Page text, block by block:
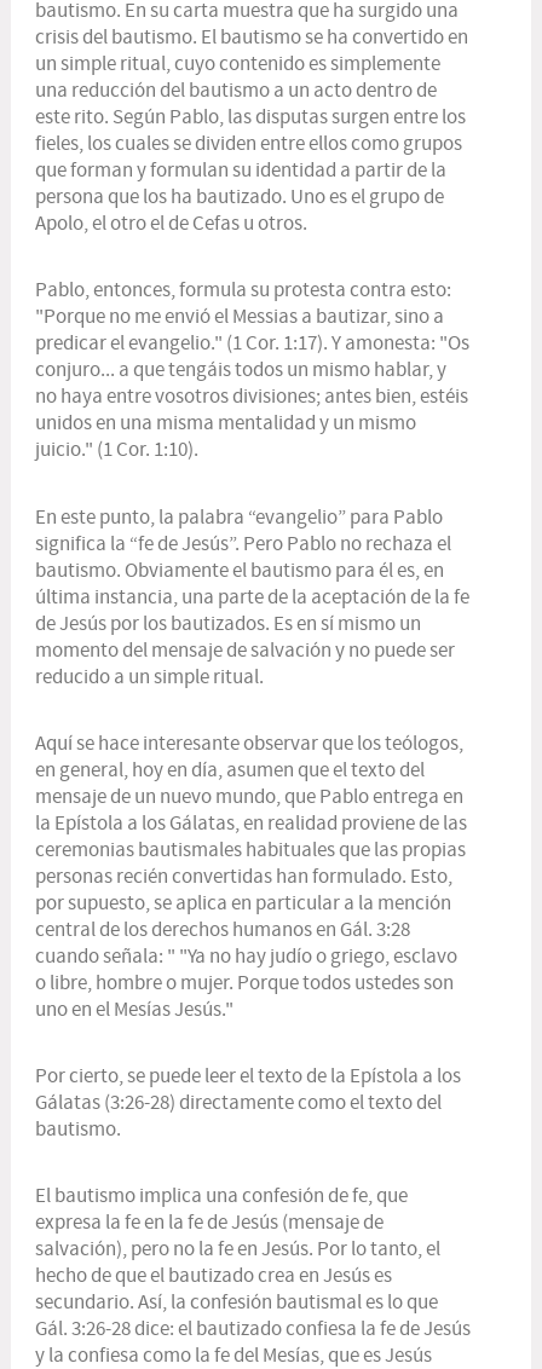
bautismo. En su carta muestra que ha surgido una
crisis del bautismo. El bautismo se ha convertido en
un simple ritual, cuyo contenido es simplemente
una reducción del bautismo a un acto dentro de
este rito. Según Pablo, las disputas surgen entre los
fieles, los cuales se dividen entre ellos como grupos
que forman y formulan su identidad a partir de la
persona que los ha bautizado. Uno es el grupo de
Apolo, el otro el de Cefas u otros.
Pablo, entonces, formula su protesta contra esto:
"Porque no me envió el Messias a bautizar, sino a
predicar el evangelio." (1 Cor. 1:17). Y amonesta: "Os
conjuro... a que tengáis todos un mismo hablar, y
no haya entre vosotros divisiones; antes bien, estéis
unidos en una misma mentalidad y un mismo
juicio." (1 Cor. 1:10).
En este punto, la palabra “evangelio” para Pablo
significa la “fe de Jesús”. Pero Pablo no rechaza el
bautismo. Obviamente el bautismo para él es, en
última instancia, una parte de la aceptación de la fe
de Jesús por los bautizados. Es en sí mismo un
momento del mensaje de salvación y no puede ser
reducido a un simple ritual.
Aquí se hace interesante observar que los teólogos,
en general, hoy en día, asumen que el texto del
mensaje de un nuevo mundo, que Pablo entrega en
la Epístola a los Gálatas, en realidad proviene de las
ceremonias bautismales habituales que las propias
personas recién convertidas han formulado. Esto,
por supuesto, se aplica en particular a la mención
central de los derechos humanos en Gál. 3:28
cuando señala: " "Ya no hay judío o griego, esclavo
o libre, hombre o mujer. Porque todos ustedes son
uno en el Mesías Jesús."
Por cierto, se puede leer el texto de la Epístola a los
Gálatas (3:26-28) directamente como el texto del
bautismo.
El bautismo implica una confesión de fe, que
expresa la fe en la fe de Jesús(mensaje de
salvación), pero no la fe en Jesús. Por lo tanto, el
hecho de que el bautizado crea en Jesús es
secundario. Así, la confesión bautismal es lo que
Gál. 3:26-28 dice: el bautizado confiesa la fe de Jesús
y la confiesa como la fe del Mesías, que es Jesús